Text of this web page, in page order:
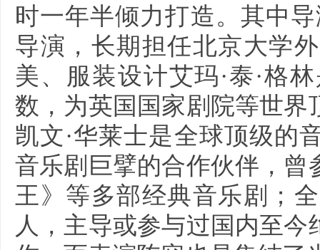
时一年半倾力打造。其中
导演，长期担任北京大学
美、服装设计艾玛·泰·格
数，为英国国家剧院等世
凯文·华莱士是全球顶级的
音乐剧巨擘的合作伙伴，
王》等多部经典音乐剧；
人，主导或参与过国内至